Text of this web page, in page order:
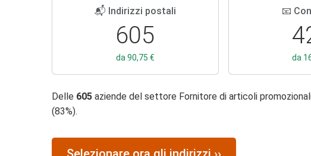
📬 Indirizzi postali
605
da 90,75 €
📧
da
Delle 605 aziende del settore Fornitore di articoli
(83%).